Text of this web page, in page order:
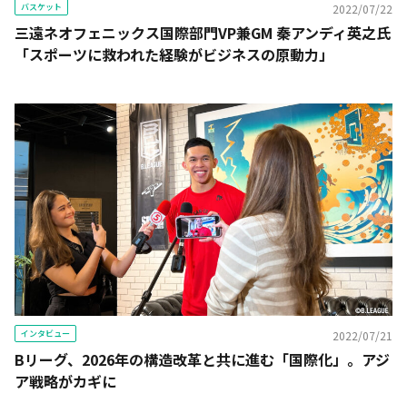
バスケット 2022/07/22
三遠ネオフェニックス国際部門VP兼GM 秦アンディ英之氏
「スポーツに救われた経験がビジネスの原動力」
インタビュー 2022/07/21
Bリーグ、2026年の構造改革と共に進む「国際化」。アジ
ア戦略がカギに